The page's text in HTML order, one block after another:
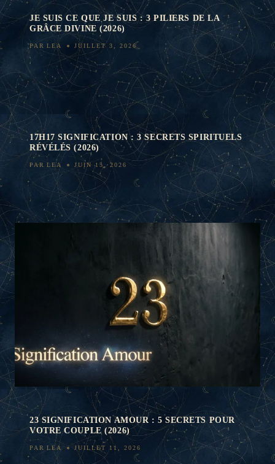
JE SUIS CE QUE JE SUIS : 3 PILIERS DE LA
GRÂCE DIVINE (2026)
PAR LEA JUILLET 3, 2026
17H17 SIGNIFICATION : 3 SECRETS SPIRITUELS
RÉVÉLÉS (2026)
PAR LEA JUIN 15, 2026
23 SIGNIFICATION AMOUR : 5 SECRETS POUR
VOTRE COUPLE (2026)
PAR LEA JUILLET 11, 2026